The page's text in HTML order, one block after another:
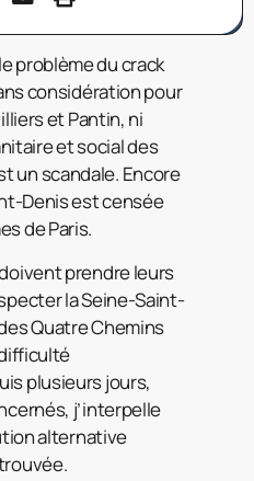
problème du crack
considération pour
et Pantin, ni
et social des
un scandale. Encore
Denis est censée
de Paris.
prendre leurs
la Seine-Saint-
Quatre Chemins
plusieurs jours,
j’interpelle
alternative